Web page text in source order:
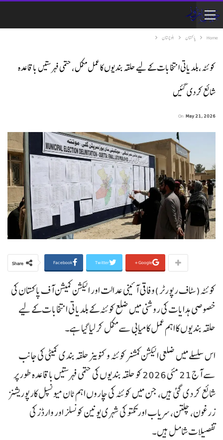
Home پاکستان بلوچستان
کوئٹہ،بلدیاتی انتخابات کے لیے حلقہ بندیوں کا عمل مکمل، حتمی فہرستیں باقاعدہ
شائع کر دی گئیں
On May 21, 2026
Share Facebook Twitter Google+
کوئٹہ(سٹاف رپورٹر )وفاقی آئینی عدالت اور الیکشن کمیشن آف پاکستان کی
خصوصی ہدایات کی روشنی میں ضلع کوئٹہ کے بلدیاتی انتخابات کے لیے
حلقہ بندیوں کا اہم عمل کامیابی سے مکمل کر لیا گیا ہے۔
اس سلسلے میں ضلعی الیکشن کمشنر کوئٹہ و کنوینر حلقہ بندی کمیٹی کی جانب
سے آج 21 مئی 2026 کو حلقہ بندیوں کی حتمی فہرستیں باقاعدہ طور پر
شائع کر دی گئی ہیں، جن میں کوئٹہ کی چاروں اہم ٹان میونسپل کارپوریشنز
زرغون، چلتن، سریاب اور تکتو کی شہری یونین کونسلز اور وارڈز کی
تفصیلات شامل ہیں۔